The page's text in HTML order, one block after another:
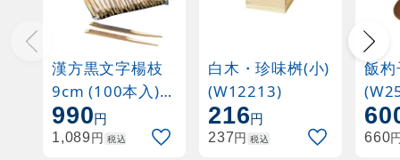
漢方黒文字楊枝
9cm (100本入)
(W64848)
990円
1,089円 税込
白木・珍味桝(小)
(W12213)
216円
237円 税込
飯杓
660